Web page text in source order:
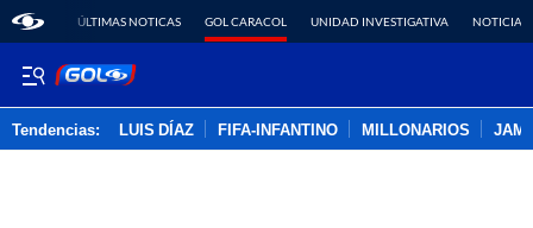
ÚLTIMAS NOTICAS GOL CARACOL UNIDAD INVESTIGATIVA NOTICIAS
Tendencias: LUIS DÍAZ FIFA-INFANTINO MILLONARIOS